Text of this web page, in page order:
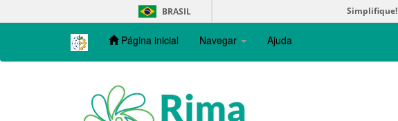
navigation
BRASIL Simplifique!
Página inicial Navegar Ajuda